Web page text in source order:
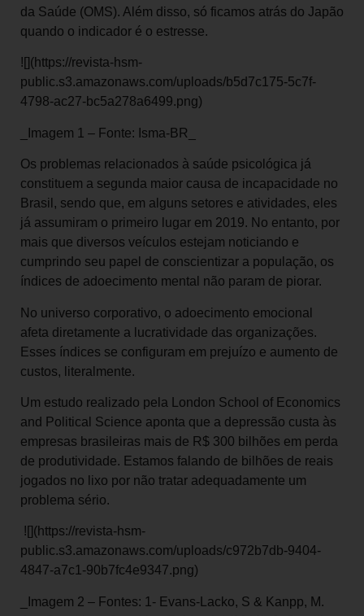
da Saúde (OMS). Além disso, só ficamos atrás do Japão
quando o indicador é o estresse.
![](https://revista-hsm-
public.s3.amazonaws.com/uploads/b5d7c175-5c7f-
4798-ac27-bc5a278a6499.png)
_Imagem 1 – Fonte: Isma-BR_
Os problemas relacionados à saúde psicológica já
constituem a segunda maior causa de incapacidade no
Brasil, sendo que, em alguns setores e atividades, eles
já assumiram o primeiro lugar em 2019. No entanto, por
mais que diversos veículos estejam noticiando e
cumprindo seu papel de conscientizar a população, os
índices de adoecimento mental não param de piorar.
No universo corporativo, o adoecimento emocional
afeta diretamente a lucratividade das organizações.
Esses índices se configuram em prejuízo e aumento de
custos, literalmente.
Um estudo realizado pela London School of Economics
and Political Science aponta que a depressão custa às
empresas brasileiras mais de R$ 300 bilhões em perda
de produtividade. Estamos falando de bilhões de reais
jogados no lixo por não tratar adequadamente um
problema sério.
![](https://revista-hsm-
public.s3.amazonaws.com/uploads/c972b7db-9404-
4847-a7c1-90b7fc4e9347.png)
_Imagem 2 – Fontes: 1- Evans-Lacko, S & Kanpp, M.